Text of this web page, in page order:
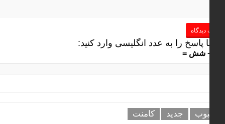
پاسخ را به عدد انگلیسی وارد کنید:
جدید کامنت